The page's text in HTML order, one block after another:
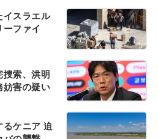
イスラエル
ファイ
索、洪明
妨害の疑い
ケニア 迫